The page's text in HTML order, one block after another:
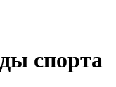
спорта